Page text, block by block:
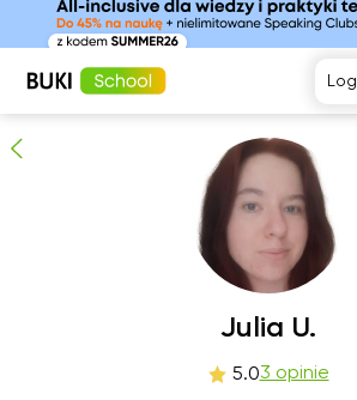
Matematyka
Język polski
Julia U.
Julia U.
5.03 opinie
pon